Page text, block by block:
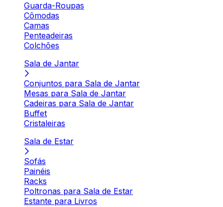
Guarda-Roupas
Cômodas
Camas
Penteadeiras
Colchões
Sala de Jantar
Conjuntos para Sala de Jantar
Mesas para Sala de Jantar
Cadeiras para Sala de Jantar
Buffet
Cristaleiras
Sala de Estar
Sofás
Painéis
Racks
Poltronas para Sala de Estar
Estante para Livros